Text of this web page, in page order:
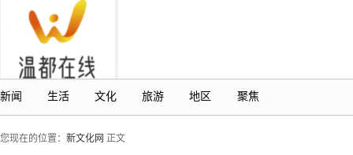
新闻 生活 文化 旅游 地区 聚焦
您现在的位置： 新文化网 正文